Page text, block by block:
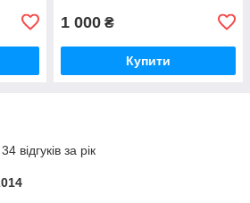
1 000 ₴
Купити
відгуків за рік